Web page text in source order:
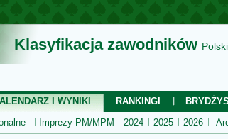
Klasyfikacja zawodników
I WYNIKI RANKINGI
Imprezy PM/MPM 2024 2025 2026